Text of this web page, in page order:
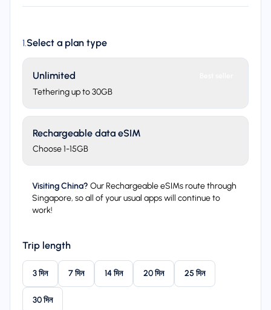
1.Select a plan type
Unlimited
Tethering up to 30GB
Rechargeable data eSIM
Choose 1-15GB
Visiting China? Our Rechargeable eSIMs route through
Singapore, so all of your usual apps will continue to
work!
Trip length
3 দিন 7 দিন 14 দিন 20 দিন 25 দিন
30 দিন